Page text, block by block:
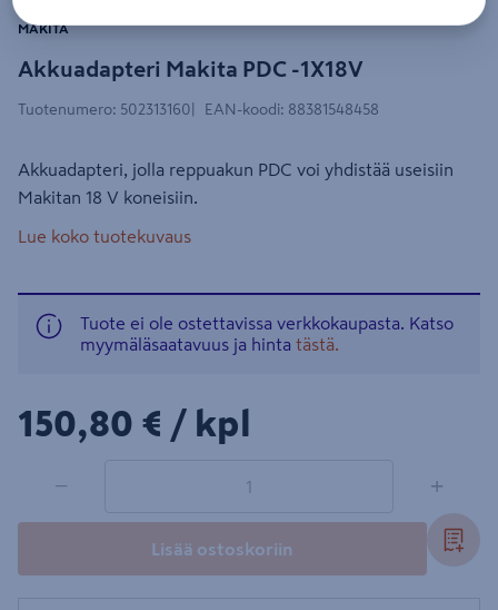
Akkuadapteri Makita PDC -1X18V
MAKITA
Tuotenumero: 502313160 EAN-koodi: 88381548458
Akkuadapteri, jolla reppuakun PDC voi yhdistää useisiin
Makitan 18 V koneisiin.
Lue koko tuotekuvaus
Tuote ei ole ostettavissa verkkokaupasta. Katso
myymäläsaatavuus ja hinta tästä.
150,80€/kpl
150,80 € / kpl
− +
Lisää ostoskoriin